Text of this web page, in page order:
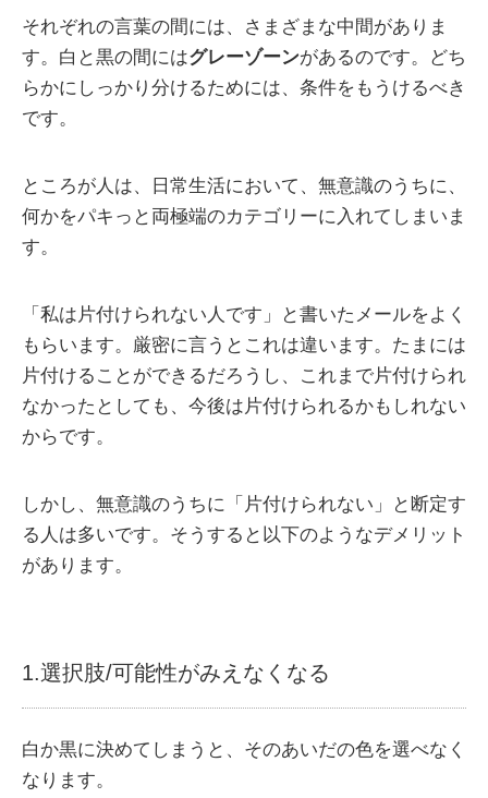
それぞれの言葉の間には、さまざまな中間がありま
す。白と黒の間にはグレーゾーンがあるのです。どち
らかにしっかり分けるためには、条件をもうけるべき
です。
ところが人は、日常生活において、無意識のうちに、
何かをパキっと両極端のカテゴリーに入れてしまいま
す。
「私は片付けられない人です」と書いたメールをよく
もらいます。厳密に言うとこれは違います。たまには
片付けることができるだろうし、これまで片付けられ
なかったとしても、今後は片付けられるかもしれない
からです。
しかし、無意識のうちに「片付けられない」と断定す
る人は多いです。そうすると以下のようなデメリット
があります。
1.選択肢/可能性がみえなくなる
白か黒に決めてしまうと、そのあいだの色を選べなく
なります。